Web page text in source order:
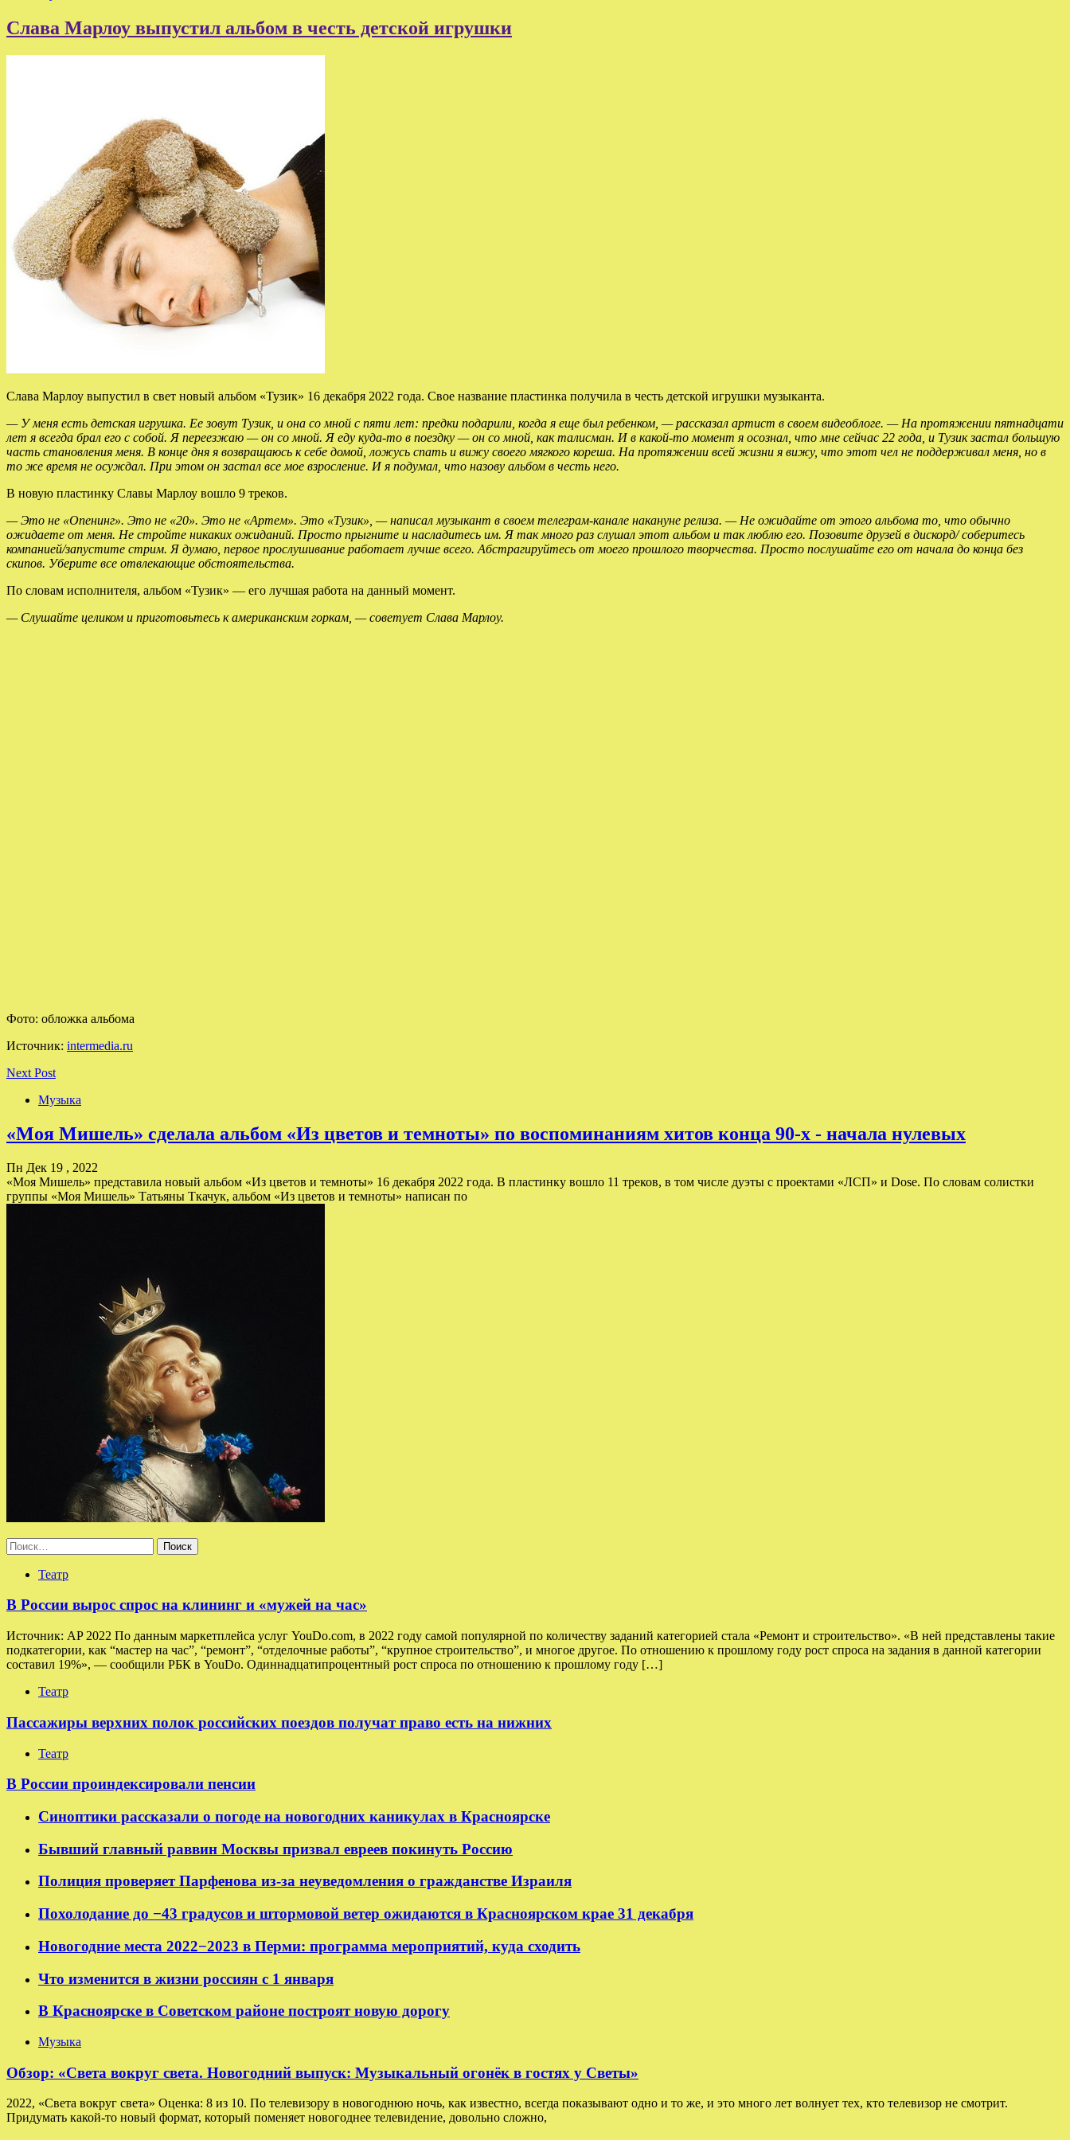
Слава Марлоу выпустил альбом в честь детской игрушки
Слава Марлоу выпустил в свет новый альбом «Тузик» 16 декабря 2022 года. Свое название пластинка получила в честь детской игрушки музыканта.
— У меня есть детская игрушка. Ее зовут Тузик, и она со мной с пяти лет: предки подарили, когда я еще был ребенком, — рассказал артист в своем видеоблоге. — На протяжении пятнадцати
лет я всегда брал его с собой. Я переезжаю — он со мной. Я еду куда-то в поездку — он со мной, как талисман. И в какой-то момент я осознал, что мне сейчас 22 года, и Тузик застал большую
часть становления меня. В конце дня я возвращаюсь к себе домой, ложусь спать и вижу своего мягкого кореша. На протяжении всей жизни я вижу, что этот чел не поддерживал меня, но в
то же время не осуждал. При этом он застал все мое взросление. И я подумал, что назову альбом в честь него.
В новую пластинку Славы Марлоу вошло 9 треков.
— Это не «Опенинг». Это не «20». Это не «Артем». Это «Тузик», — написал музыкант в своем телеграм-канале накануне релиза. — Не ожидайте от этого альбома то, что обычно
ожидаете от меня. Не стройте никаких ожиданий. Просто прыгните и насладитесь им. Я так много раз слушал этот альбом и так люблю его. Позовите друзей в дискорд/ соберитесь
компанией/запустите стрим. Я думаю, первое прослушивание работает лучше всего. Абстрагируйтесь от моего прошлого творчества. Просто послушайте его от начала до конца без
скипов. Уберите все отвлекающие обстоятельства.
По словам исполнителя, альбом «Тузик» — его лучшая работа на данный момент.
— Слушайте целиком и приготовьтесь к американским горкам, — советует Слава Марлоу.
Фото: обложка альбома
Источник: intermedia.ru
Next Post
Музыка
«Моя Мишель» сделала альбом «Из цветов и темноты» по воспоминаниям хитов конца 90-х - начала нулевых
Пн Дек 19 , 2022
«Моя Мишель» представила новый альбом «Из цветов и темноты» 16 декабря 2022 года. В пластинку вошло 11 треков, в том числе дуэты с проектами «ЛСП» и Dose. По словам солистки
группы «Моя Мишель» Татьяны Ткачук, альбом «Из цветов и темноты» написан по
Найти:
Театр
В России вырос спрос на клининг и «мужей на час»
Источник: AP 2022 По данным маркетплейса услуг YouDo.com, в 2022 году самой популярной по количеству заданий категорией стала «Ремонт и строительство». «В ней представлены такие
подкатегории, как “мастер на час”, “ремонт”, “отделочные работы”, “крупное строительство”, и многое другое. По отношению к прошлому году рост спроса на задания в данной категории
составил 19%», — сообщили РБК в YouDo. Одиннадцатипроцентный рост спроса по отношению к прошлому году […]
Театр
Пассажиры верхних полок российских поездов получат право есть на нижних
Театр
В России проиндексировали пенсии
Синоптики рассказали о погоде на новогодних каникулах в Красноярске
Бывший главный раввин Москвы призвал евреев покинуть Россию
Полиция проверяет Парфенова из-за неуведомления о гражданстве Израиля
Похолодание до −43 градусов и штормовой ветер ожидаются в Красноярском крае 31 декабря
Новогодние места 2022−2023 в Перми: программа мероприятий, куда сходить
Что изменится в жизни россиян с 1 января
В Красноярске в Советском районе построят новую дорогу
Музыка
Обзор: «Света вокруг света. Новогодний выпуск: Музыкальный огонёк в гостях у Светы»
2022, «Света вокруг света» Оценка: 8 из 10. По телевизору в новогоднюю ночь, как известно, всегда показывают одно и то же, и это много лет волнует тех, кто телевизор не смотрит.
Придумать какой-то новый формат, который поменяет новогоднее телевидение, довольно сложно,